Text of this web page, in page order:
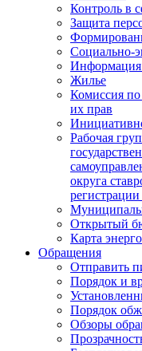
Контроль в
Защита
Социально-
Информация
Жилье
Комиссия
их прав
Рабочая
округа
регистрации
Открытый
Карта
Обращения
Отправить
Порядок и
Порядок
Обзоры